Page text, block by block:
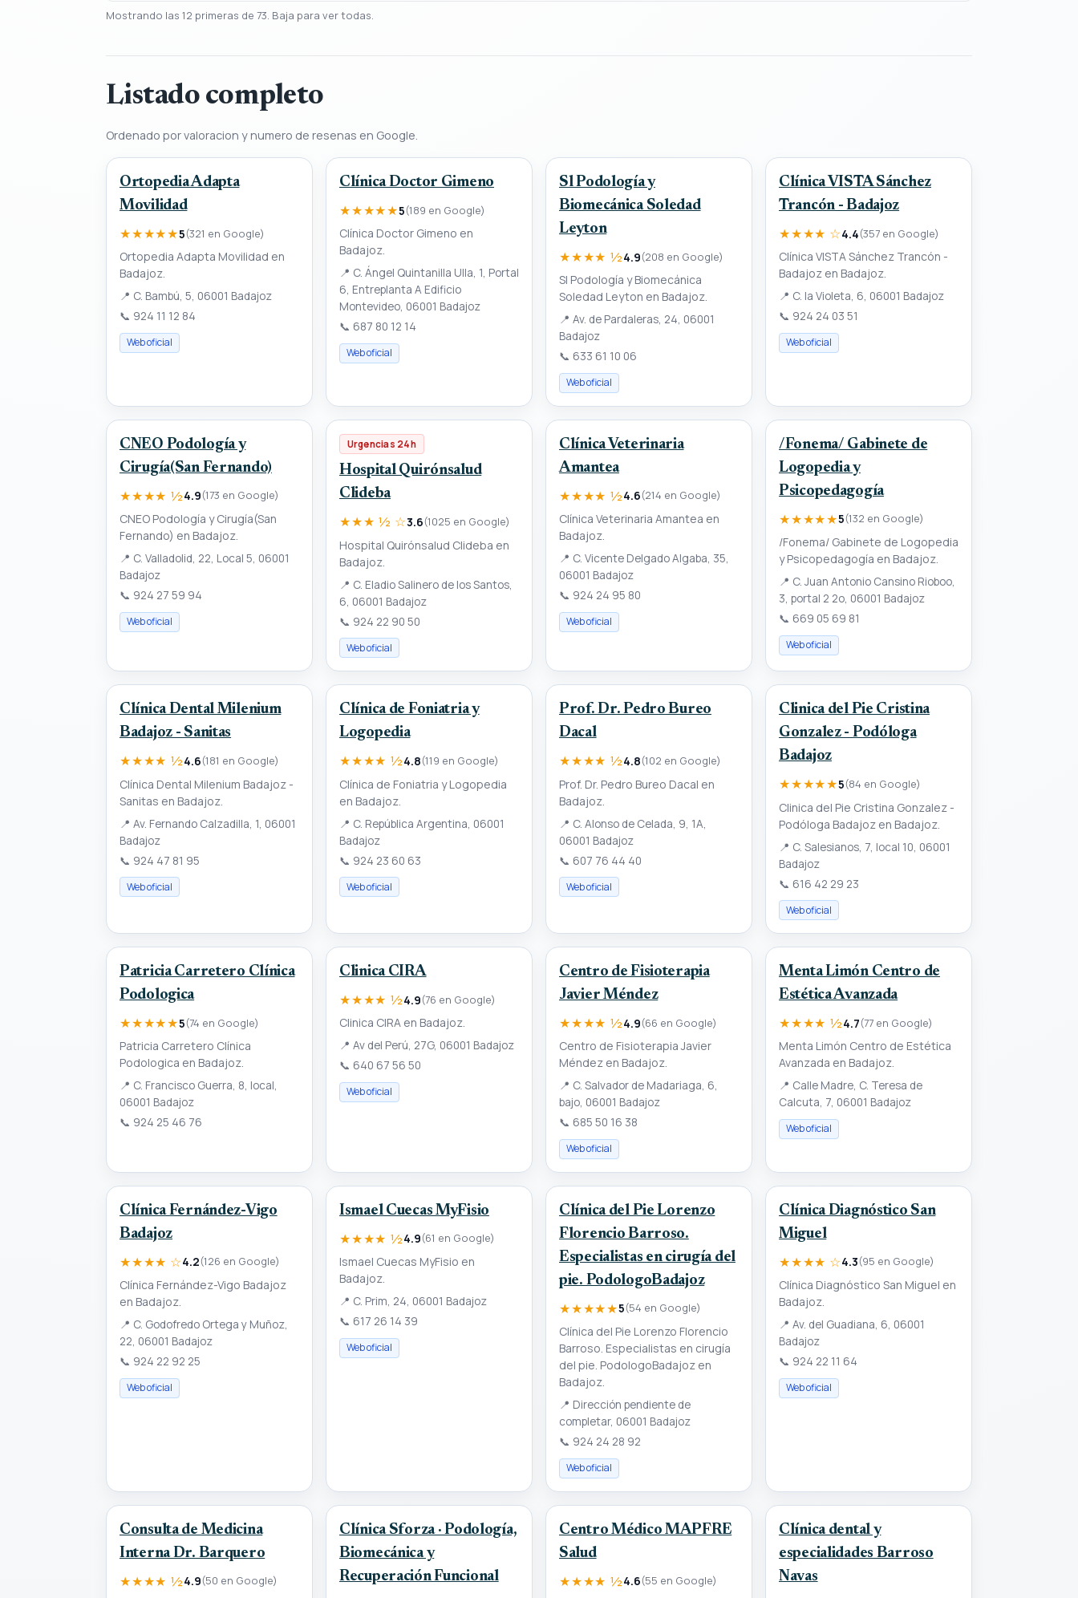
Mostrando las 12 primeras de 73. Baja para ver todas.
Listado completo
Ordenado por valoracion y numero de resenas en Google.
Ortopedia Adapta
Movilidad
★★★★★5(321 en Google)
Ortopedia Adapta Movilidad en
Badajoz.
📍 C. Bambú, 5, 06001 Badajoz
📞 924 11 12 84
Web oficial
Clínica Doctor Gimeno
★★★★★5(189 en Google)
Clínica Doctor Gimeno en
Badajoz.
📍 C. Ángel Quintanilla Ulla, 1, Portal
6, Entreplanta A Edificio
Montevideo, 06001 Badajoz
📞 687 80 12 14
Web oficial
Sl Podología y
Biomecánica Soledad
Leyton
★★★★ ½4.9(208 en Google)
Sl Podología y Biomecánica
Soledad Leyton en Badajoz.
📍 Av. de Pardaleras, 24, 06001
Badajoz
📞 633 61 10 06
Web oficial
Clínica VISTA Sánchez
Trancón - Badajoz
★★★★ ☆4.4(357 en Google)
Clínica VISTA Sánchez Trancón -
Badajoz en Badajoz.
📍 C. la Violeta, 6, 06001 Badajoz
📞 924 24 03 51
Web oficial
CNEO Podología y
Cirugía(San Fernando)
★★★★ ½4.9(173 en Google)
CNEO Podología y Cirugía(San
Fernando) en Badajoz.
📍 C. Valladolid, 22, Local 5, 06001
Badajoz
📞 924 27 59 94
Web oficial
Urgencias 24h
Hospital Quirónsalud
Clideba
★★★ ½ ☆3.6(1025 en Google)
Hospital Quirónsalud Clideba en
Badajoz.
📍 C. Eladio Salinero de los Santos,
6, 06001 Badajoz
📞 924 22 90 50
Web oficial
Clínica Veterinaria
Amantea
★★★★ ½4.6(214 en Google)
Clínica Veterinaria Amantea en
Badajoz.
📍 C. Vicente Delgado Algaba, 35,
06001 Badajoz
📞 924 24 95 80
Web oficial
/Fonema/ Gabinete de
Logopedia y
Psicopedagogía
★★★★★5(132 en Google)
/Fonema/ Gabinete de Logopedia
y Psicopedagogía en Badajoz.
📍 C. Juan Antonio Cansino Rioboo,
3, portal 2 2o, 06001 Badajoz
📞 669 05 69 81
Web oficial
Clínica Dental Milenium
Badajoz - Sanitas
★★★★ ½4.6(181 en Google)
Clínica Dental Milenium Badajoz -
Sanitas en Badajoz.
📍 Av. Fernando Calzadilla, 1, 06001
Badajoz
📞 924 47 81 95
Web oficial
Clínica de Foniatria y
Logopedia
★★★★ ½4.8(119 en Google)
Clínica de Foniatria y Logopedia
en Badajoz.
📍 C. República Argentina, 06001
Badajoz
📞 924 23 60 63
Web oficial
Prof. Dr. Pedro Bureo
Dacal
★★★★ ½4.8(102 en Google)
Prof. Dr. Pedro Bureo Dacal en
Badajoz.
📍 C. Alonso de Celada, 9, 1A,
06001 Badajoz
📞 607 76 44 40
Web oficial
Clinica del Pie Cristina
Gonzalez - Podóloga
Badajoz
★★★★★5(84 en Google)
Clinica del Pie Cristina Gonzalez -
Podóloga Badajoz en Badajoz.
📍 C. Salesianos, 7, local 10, 06001
Badajoz
📞 616 42 29 23
Web oficial
Patricia Carretero Clínica
Podologica
★★★★★5(74 en Google)
Patricia Carretero Clínica
Podologica en Badajoz.
📍 C. Francisco Guerra, 8, local,
06001 Badajoz
📞 924 25 46 76
Clinica CIRA
★★★★ ½4.9(76 en Google)
Clinica CIRA en Badajoz.
📍 Av del Perú, 27G, 06001 Badajoz
📞 640 67 56 50
Web oficial
Centro de Fisioterapia
Javier Méndez
★★★★ ½4.9(66 en Google)
Centro de Fisioterapia Javier
Méndez en Badajoz.
📍 C. Salvador de Madariaga, 6,
bajo, 06001 Badajoz
📞 685 50 16 38
Web oficial
Menta Limón Centro de
Estética Avanzada
★★★★ ½4.7(77 en Google)
Menta Limón Centro de Estética
Avanzada en Badajoz.
📍 Calle Madre, C. Teresa de
Calcuta, 7, 06001 Badajoz
Web oficial
Clínica Fernández-Vigo
Badajoz
★★★★ ☆4.2(126 en Google)
Clínica Fernández-Vigo Badajoz
en Badajoz.
📍 C. Godofredo Ortega y Muñoz,
22, 06001 Badajoz
📞 924 22 92 25
Web oficial
Ismael Cuecas MyFisio
★★★★ ½4.9(61 en Google)
Ismael Cuecas MyFisio en
Badajoz.
📍 C. Prim, 24, 06001 Badajoz
📞 617 26 14 39
Web oficial
Clínica del Pie Lorenzo
Florencio Barroso.
Especialistas en cirugía del
pie. PodologoBadajoz
★★★★★5(54 en Google)
Clínica del Pie Lorenzo Florencio
Barroso. Especialistas en cirugía
del pie. PodologoBadajoz en
Badajoz.
📍 Dirección pendiente de
completar, 06001 Badajoz
📞 924 24 28 92
Web oficial
Clínica Diagnóstico San
Miguel
★★★★ ☆4.3(95 en Google)
Clínica Diagnóstico San Miguel en
Badajoz.
📍 Av. del Guadiana, 6, 06001
Badajoz
📞 924 22 11 64
Web oficial
Consulta de Medicina
Interna Dr. Barquero
★★★★ ½4.9(50 en Google)
Clínica Sforza · Podología,
Biomecánica y
Recuperación Funcional
Centro Médico MAPFRE
Salud
★★★★ ½4.6(55 en Google)
Clínica dental y
especialidades Barroso
Navas